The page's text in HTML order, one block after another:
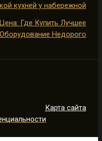
кухней у набережной
Где Купить Лучшее
Оборудование Недорого
Карта сайта